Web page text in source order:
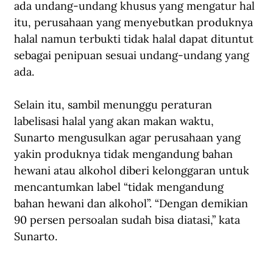
ada undang-undang khusus yang mengatur hal
itu, perusahaan yang menyebutkan produknya
halal namun terbukti tidak halal dapat dituntut
sebagai penipuan sesuai undang-undang yang
ada.
Selain itu, sambil menunggu peraturan
labelisasi halal yang akan makan waktu,
Sunarto mengusulkan agar perusahaan yang
yakin produknya tidak mengandung bahan
hewani atau alkohol diberi kelonggaran untuk
mencantumkan label “tidak mengandung
bahan hewani dan alkohol”. “Dengan demikian
90 persen persoalan sudah bisa diatasi,” kata
Sunarto.